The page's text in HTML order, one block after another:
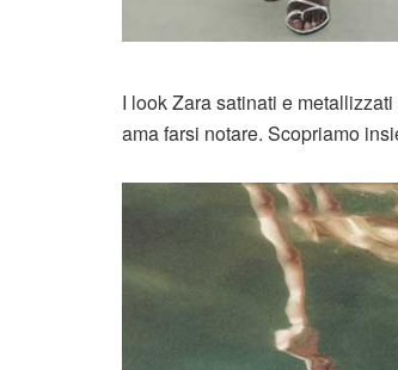
I look Zara satinati e
ama farsi notare. Scopriamo